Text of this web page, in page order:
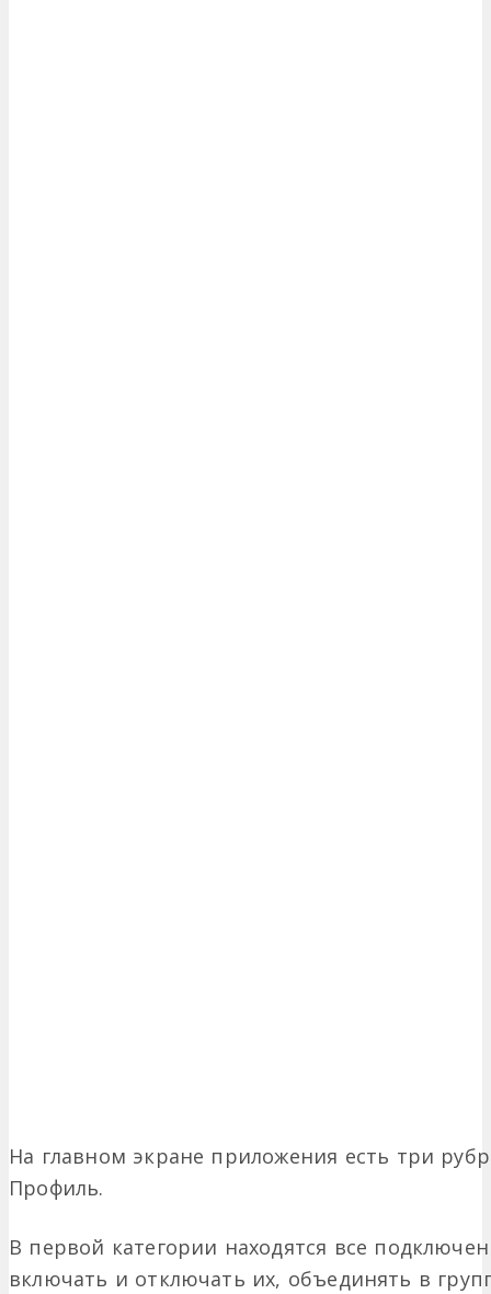
На главном экране приложения есть три
Профиль.
В первой категории находятся все
включать и отключать их, объединять в